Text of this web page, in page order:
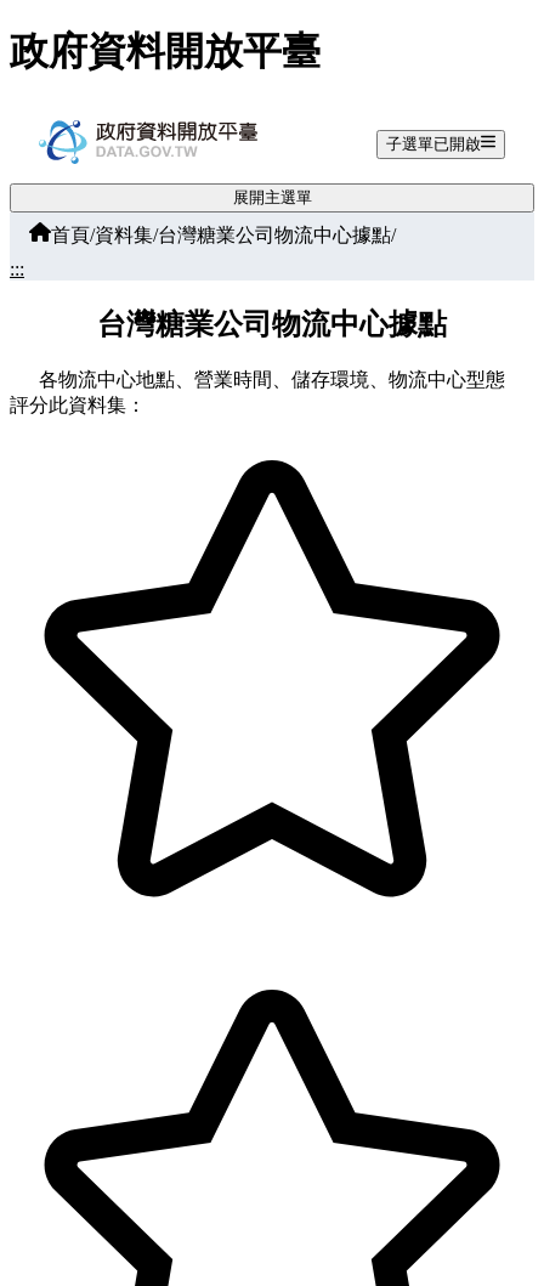
跳至主要內容
政府資料開放平臺
子選單已開啟
展開主選單
首頁/資料集/台灣糖業公司物流中心據點/
:::
台灣糖業公司物流中心據點
各物流中心地點、營業時間、儲存環境、物流中心型態
評分此資料集：